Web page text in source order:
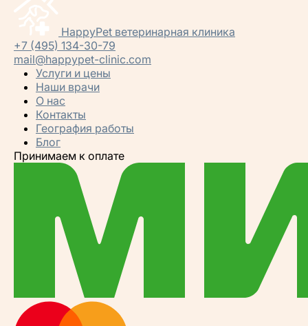
HappyPet ветеринарная клиника
+7 (495) 134-30-79
mail@happypet-clinic.com
Услуги и цены
Наши врачи
О нас
Контакты
География работы
Блог
Принимаем к оплате